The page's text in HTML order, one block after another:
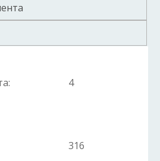
4
316